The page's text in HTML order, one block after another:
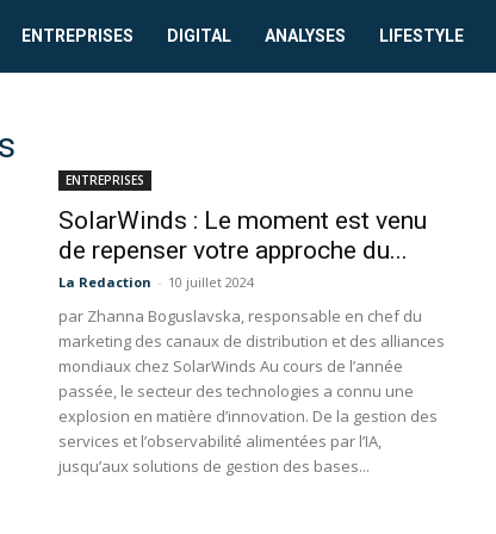
ENTREPRISES DIGITAL ANALYSES LIFESTYLE
ENTREPRISES
SolarWinds : Le moment est venu
de repenser votre approche du...
La Redaction - 10 juillet 2024
par Zhanna Boguslavska, responsable en chef du
marketing des canaux de distribution et des alliances
mondiaux chez SolarWinds Au cours de l’année
passée, le secteur des technologies a connu une
explosion en matière d’innovation. De la gestion des
services et l’observabilité alimentées par l’IA,
jusqu’aux solutions de gestion des bases...